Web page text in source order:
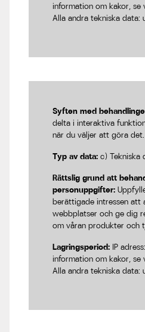
information om kakor, se
Alla andra tekniska data:
Syften med
delta i interaktiva
när du väljer att göra det.
Typ av data: c) Tekniska
Rättslig grund att
personuppgifter:
berättigade intressen att
webbplatser och ge dig
om våran produkter och
Lagringsperiod: IP
information om kakor, se
Alla andra tekniska data: